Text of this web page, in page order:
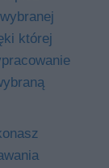
której